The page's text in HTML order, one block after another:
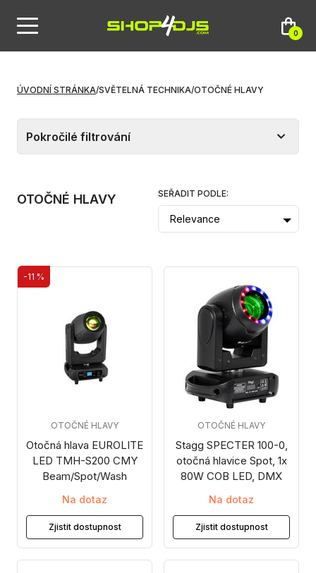
0
ÚVODNÍ STRÁNKA/SVĚTELNÁ TECHNIKA/OTOČNÉ HLAVY
Pokročilé filtrování
OTOČNÉ HLAVY SEŘADIT PODLE:
Relevance
-11 %
Otočná hlava EUROLITE
LED TMH-S200 CMY
Beam/Spot/Wash
OTOČNÉ HLAVY
Na dotaz
Zjistit dostupnost
Stagg SPECTER 100-0,
otočná hlavice Spot, 1x
80W COB LED, DMX
OTOČNÉ HLAVY
Na dotaz
Zjistit dostupnost